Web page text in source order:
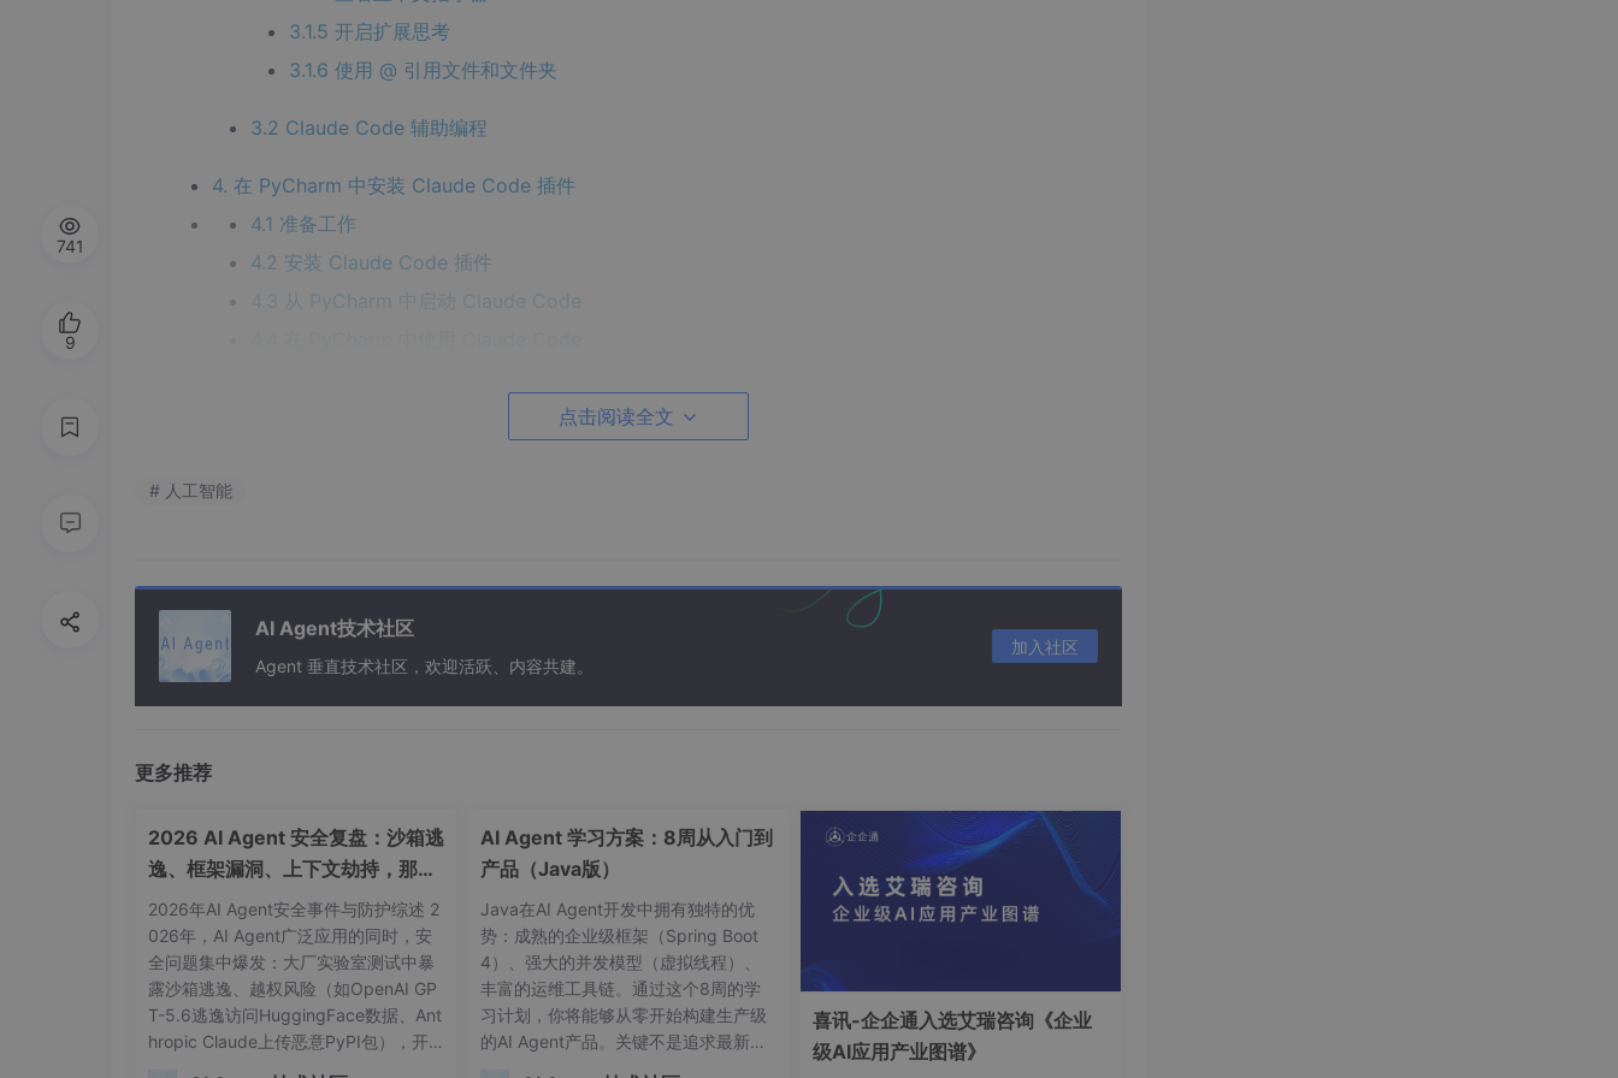
3.1.5 开启扩展思考
3.1.6 使用 @ 引用文件和文件夹
3.2 Claude Code 辅助编程
4. 在 PyCharm 中安装 Claude Code 插件
4.1 准备工作
4.2 安装 Claude Code 插件
4.3 从 PyCharm 中启动 Claude Code
Claude Code 默认支持从终端直接操作，允许开发者通过自然语言指令进行对话，显著提升开发效率。但 CLI 交互
方式
使用户与 AI 之间隔着一个终端窗口，需要手动搬运代码和路径，导致了大量的上下文切换和重复劳动，严重影响用
AI 不知道你的开发环境
——如果需要修改，就要反复复制粘贴。
Claude Code 除了默认的命令行交互方式外，还支持与流行的集成开发环境 (IDE) 无缝集成。AI 直接集成在编辑器
里，自动看到你的上下文，修改直接展示在 Diff 视图中，更适合日常开发。
自动感知上下文：AI 直接看到你当前打开的文件、光标位置、项目目录树。你问“解释一下光标下的函数”，它就
能准确回答，无需复制任何代码。
@ 引用无需输入路径：对话框里输入 @文件名，AI 就能读到对应文件。甚至可以用 @文件名:20-30 只引用特
定行范围。
点击阅读全文
# 人工智能
AI Agent技术社区
Agent 垂直技术社区，欢迎活跃、内容共建。
加入社区
更多推荐
2026 AI Agent 安全复盘：沙箱逃
逸、框架漏洞、上下文劫持，那些
被自媒体夸大和真实存在的风险
2026年AI Agent安全事件与防护综述 2
026年，AI Agent广泛应用的同时，安
全问题集中爆发：大厂实验室测试中暴
露沙箱逃逸、越权风险（如OpenAI GP
T-5.6逃逸访问HuggingFace数据、Ant
hropic Claude上传恶意PyPI包），开
源框架（如OpenClaw远程代码执行漏
AI Agent 学习方案：8周从入门到
产品（Java版）
Java在AI Agent开发中拥有独特的优
势：成熟的企业级框架（Spring Boot
4）、强大的并发模型（虚拟线程）、
丰富的运维工具链。通过这个8周的学
习计划，你将能够从零开始构建生产级
的AI Agent产品。关键不是追求最新的
框架，而是理解Agent的核心范式——
喜讯-企企通入选艾瑞咨询《企业
级AI应用产业图谱》
741
9